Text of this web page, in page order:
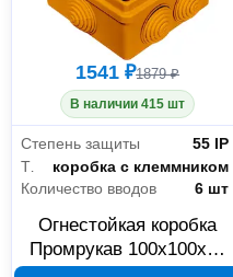
1541 ₽1879 ₽
В наличии 415 шт
Степень защиты
55 IP
Тип
коробка с клеммником
Количество вводов
6 шт
Огнестойкая коробка
Промрукав 100x100x50